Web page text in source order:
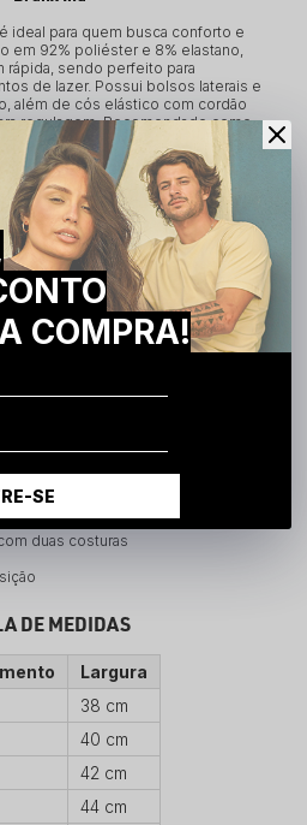
ideal para quem busca conforto e
em 92% poliéster e 8% elastano,
sendo perfeito para
de lazer. Possui bolsos laterais e
além de cós elástico com cordão
regulagem. Recomendado como
a sua marca.
ATENÇÃO
de cores dependendo da
ter variações mínimas nos
formato BLANKS, não possuindo
8% elastano
duas costuras
DE MEDIDAS
Largura
38 cm
40 cm
42 cm
44 cm
COMPRA!
SE